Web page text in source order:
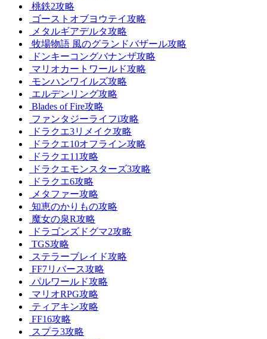
桃鉄2攻略
ゴーストオブヨウテイ攻略
メタルギアデルタ攻略
牧場物語 風のグランドバザール攻略
ドンキーコングバナンザ攻略
マリオカートワールド攻略
モンハンワイルズ攻略
エルデンリング攻略
Blades of Fire攻略
ファンタジーライフi攻略
ドラクエ3リメイク攻略
ドラクエ10オフライン攻略
ドラクエ11攻略
ドラクエモンスターズ3攻略
ドラクエ6攻略
メタファー攻略
知恵のかりもの攻略
魔女の泉R攻略
ドラゴンズドグマ2攻略
TGS攻略
ステラーブレイド攻略
FF7リバース攻略
パルワールド攻略
マリオRPG攻略
ティアキン攻略
FF16攻略
スプラ3攻略